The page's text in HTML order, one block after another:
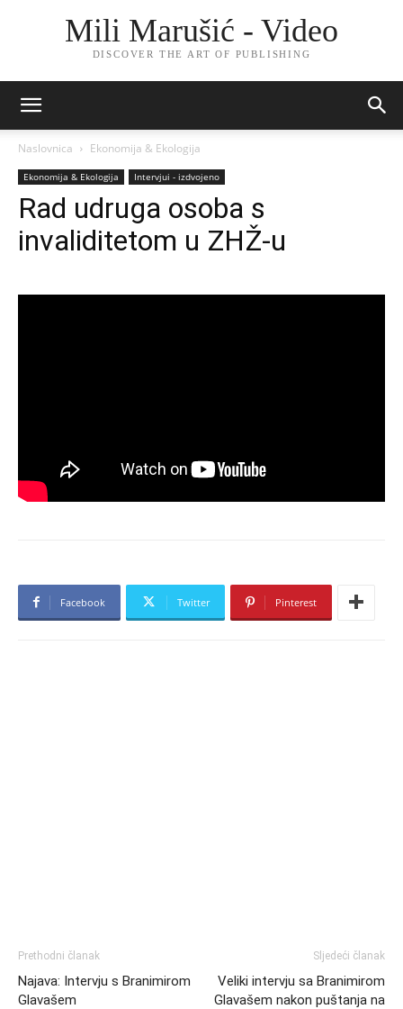
Mili Marušić - Video
DISCOVER THE ART OF PUBLISHING
Naslovnica Ekonomija & Ekologija
Ekonomija & Ekologija Intervjui - izdvojeno
Rad udruga osoba s
invaliditetom u ZHŽ-u
Facebook Twitter Pinterest
Prethodni članak
Najava: Intervju s Branimirom
Glavašem
Sljedeći članak
Veliki intervju sa Branimirom
Glavašem nakon puštanja na